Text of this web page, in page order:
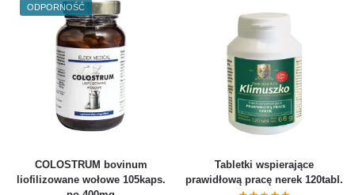
ODPORNOŚĆ
COLOSTRUM bovinum
liofilizowane wołowe 105kaps.
Tabletki wspierające
prawidłową pracę nerek 120tabl.